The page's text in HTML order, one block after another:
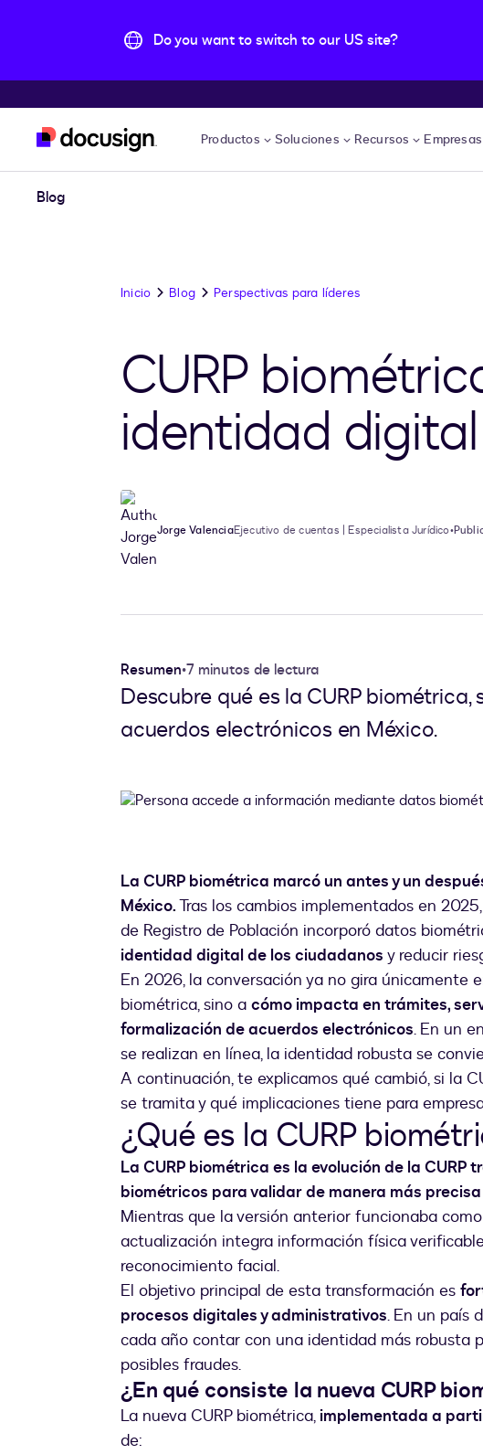
Do you want to switch to our US site?
Productos Soluciones Recursos
Blog
Inicio Blog Perspectivas para líderes
CURP
identidad
Jorge ValenciaEjecutivo de cuentas | Especialista Jurídico•
Resumen•7 minutos de lectura
Descubre qué es la CURP
acuerdos electrónicos en México.
La CURP biométrica marcó un antes y un
México.Tras los cambios implementados en
de Registro de Población incorporó datos
identidad digital de los ciudadanos y reducir
En 2026, la conversación ya no gira únicamente
biométrica, sino a cómo impacta en trámites,
formalización de acuerdos electrónicos. En un
se realizan en línea, la identidad robusta se
A continuación, te explicamos qué cambió, si la
se tramita y qué implicaciones tiene para
¿Qué es la CURP
La CURP biométrica es la evolución de la
biométricos para validar de manera más
Mientras que la versión anterior funcionaba
actualización integra información física
reconocimiento facial.
El objetivo principal de esta transformación es
procesos digitales y administrativos. En un país
cada año contar con una identidad más robusta
posibles fraudes.
¿En qué consiste la nueva CURP
La nueva CURP biométrica, implementada a
de: